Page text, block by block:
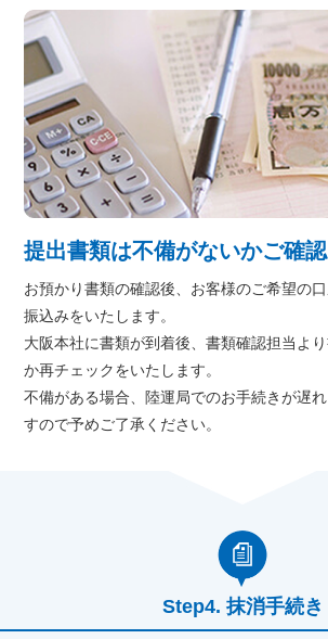
提出書類は不備がないかご確
お預かり書類の確認後、お客様のご希望の
振込みをいたします。
大阪本社に書類が到着後、書類確認担当よ
か再チェックをいたします。
不備がある場合、陸運局でのお手続きが遅
すので予めご了承ください。
抹消手続き